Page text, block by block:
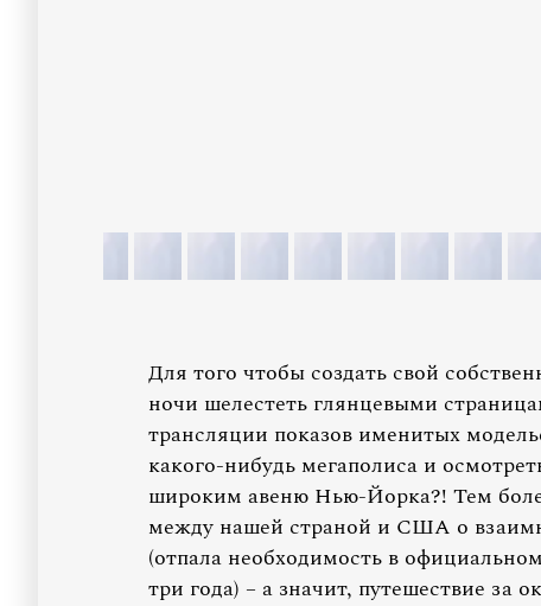
Для того чтобы создать свой
ночи шелестеть глянцевыми
трансляции показов именитых
какого-нибудь мегаполиса и
широким авеню Нью-Йорка?! Тем
между нашей страной и США о
(отпала необходимость в
три года) – а значит, путешествие за